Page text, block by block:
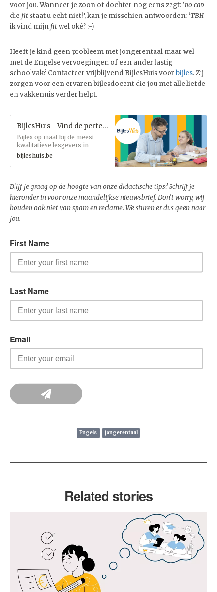
voor jou. Wanneer je zoon of dochter nog eens zegt: ‘no cap
die fit staat u echt niet!’, kan je misschien antwoorden: ‘TBH
ik vind mijn fitwel oké.’ :-)
Heeft je kind geen probleem met jongerentaal maar wel
met de Engelse vervoegingen of een ander lastig
schoolvak? Contacteer vrijblijvend BijlesHuis voor bijles. Zij
zorgen voor een ervaren bijlesdocent die jou met alle liefde
en vakkennis verder helpt.
BijlesHuis - Vind de perfecte lesgever
Bijles op maat bij de meest
kwalitatieve lesgevers in
Vlaanderen
bijleshuis.be
Blijf je graag op de hoogte van onze didactische tips? Schrijf je
hieronder in voor onze maandelijkse nieuwsbrief. Don’t worry, wij
houden ook niet van spam en reclame. We sturen er dus geen naar
jou.
Engels jongerentaal
Related stories